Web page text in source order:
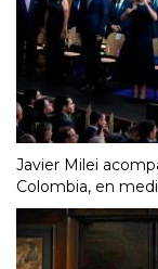
Javier Milei
Colombia, en